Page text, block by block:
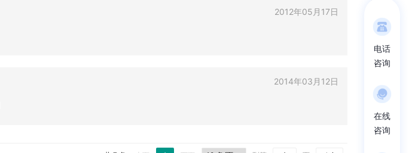
2012年05月17日
2014年03月12日
电话
咨询
在线
咨询